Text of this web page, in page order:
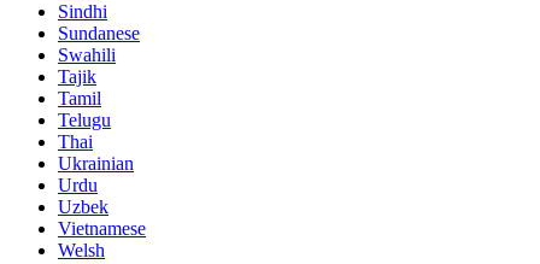
Sindhi
Sundanese
Swahili
Tajik
Tamil
Telugu
Thai
Ukrainian
Urdu
Uzbek
Vietnamese
Welsh